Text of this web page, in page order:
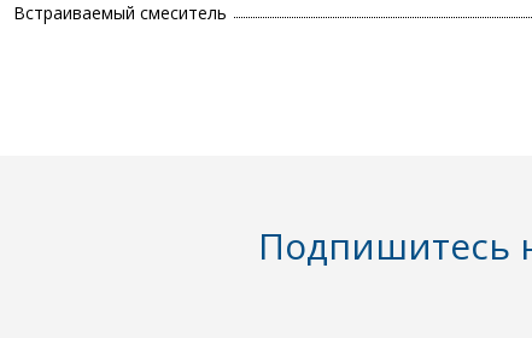
Встраиваемый смеситель
Подпишитесь